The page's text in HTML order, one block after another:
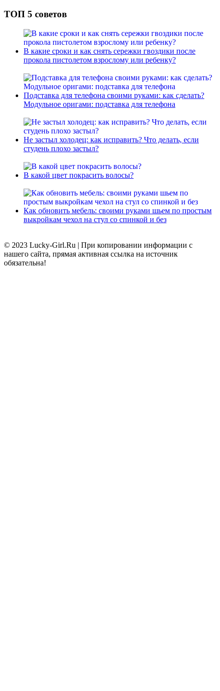
ТОП 5 советов
В какие сроки и как снять сережки гвоздики после
прокола пистолетом взрослому или ребенку?
Подставка для телефона своими руками: как сделать?
Модульное оригами: подставка для телефона
Не застыл холодец: как исправить? Что делать, если
студень плохо застыл?
В какой цвет покрасить волосы?
Как обновить мебель: своими руками шьем по простым
выкройкам чехол на стул со спинкой и без
© 2023 Lucky-Girl.Ru | При копировании информации с
нашего сайта, прямая активная ссылка на источник
обязательна!